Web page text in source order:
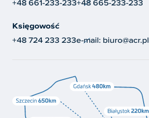
+48 661-233-233+48 665-233-233
Księgowość
+48 724 233 233e-mail: biuro@acr.pl